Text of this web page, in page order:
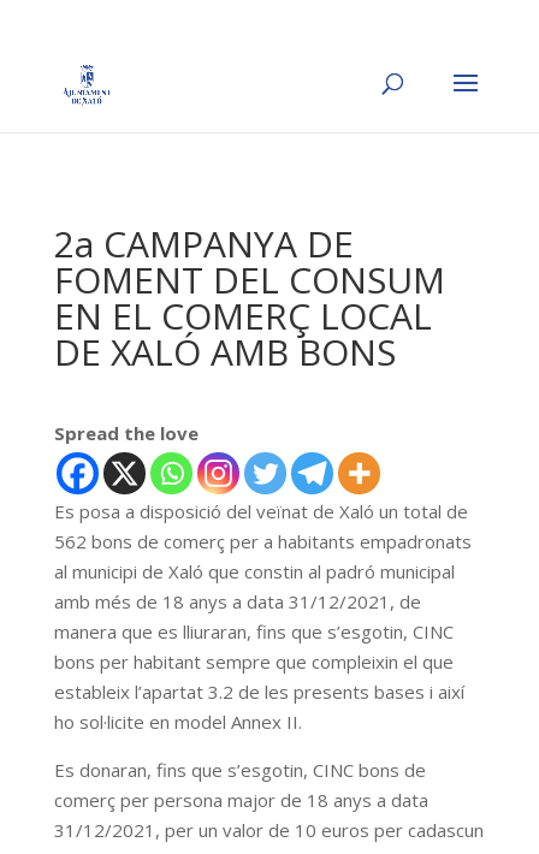
2a CAMPANYA DE
FOMENT DEL CONSUM
EN EL COMERÇ LOCAL
DE XALÓ AMB BONS
Spread the love
Es posa a disposició del veïnat de Xaló un total de
562 bons de comerç per a habitants empadronats
al municipi de Xaló que constin al padró municipal
amb més de 18 anys a data 31/12/2021, de
manera que es lliuraran, fins que s’esgotin, CINC
bons per habitant sempre que compleixin el que
estableix l’apartat 3.2 de les presents bases i així
ho sol·licite en model Annex II.
Es donaran, fins que s’esgotin, CINC bons de
comerç per persona major de 18 anys a data
31/12/2021, per un valor de 10 euros per cadascun